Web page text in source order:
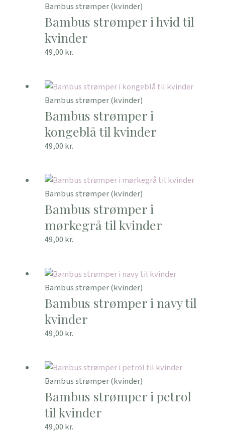
Bambus strømper (kvinder)
Bambus strømper i hvid til
kvinder
49,00 kr.
Bambus strømper (kvinder)
Bambus strømper i
kongeblå til kvinder
49,00 kr.
Bambus strømper (kvinder)
Bambus strømper i
mørkegrå til kvinder
49,00 kr.
Bambus strømper (kvinder)
Bambus strømper i navy til
kvinder
49,00 kr.
Bambus strømper (kvinder)
Bambus strømper i petrol
til kvinder
49,00 kr.